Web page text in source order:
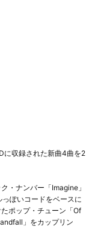
に収録された新曲4曲を2
・ナンバー「Imagine」
ぽいコードをベースに
ポップ・チューン「Of
」をカップリン